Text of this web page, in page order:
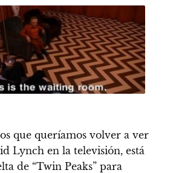
que queríamos volver a ver
Lynch en la televisión, está
de “Twin Peaks” para